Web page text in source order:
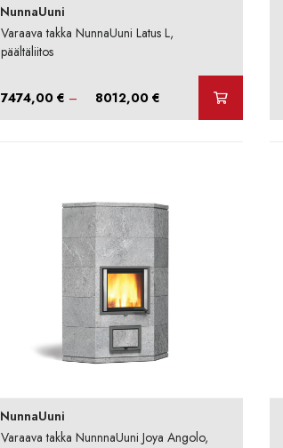
NunnaUuni
Varaava takka NunnaUuni Latus L,
päältäliitos
7474,00 € – 8012,00 €Hintaluokka:
NunnaUuni
Varaava takka NunnnaUuni Joya Angolo,